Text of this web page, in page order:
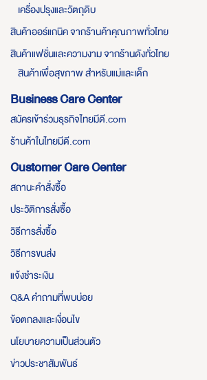
เครื่องปรุงและวัตถุดิบ
สินค้าออร์แกนิค จากร้านค้าคุณภาพทั่วไทย
สินค้าแฟชั่นและความงาม จากร้านดังทั่วไทย
สินค้าเพื่อสุขภาพ สำหรับแม่และเด็ก
Business Care Center
สมัครเข้าร่วมธุรกิจไทยมีดี.com
ร้านค้าในไทยมีดี.com
Customer Care Center
สถานะคำสั่งซื้อ
ประวัติการสั่งซื้อ
วิธีการสั่งซื้อ
วิธีการขนส่ง
แจ้งชำระเงิน
Q&A คำถามที่พบบ่อย
ข้อตกลงและเงื่อนไข
นโยบายความเป็นส่วนตัว
ข่าวประชาสัมพันธ์